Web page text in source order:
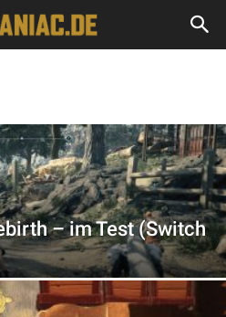
– im Test (Switch